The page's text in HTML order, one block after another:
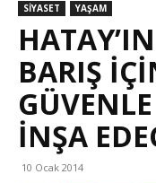
SIYASET YAŞAM
BARIŞ
INŞA
10 Ocak 2014